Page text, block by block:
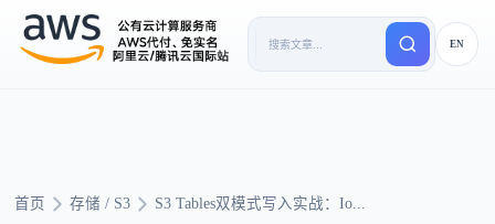
EN
首页 存储 / S3 S3 Tables双模式写入实战：Io...